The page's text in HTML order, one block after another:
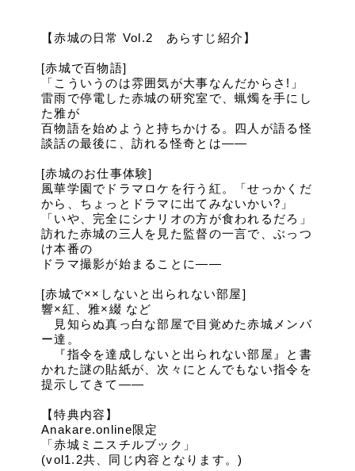
【赤城の日常 Vol.2 あらすじ紹介】
[赤城で百物語]
「こういうのは雰囲気が大事なんだからさ!」
雷雨で停電した赤城の研究室で、蝋燭を手にし
た雅が
百物語を始めようと持ちかける。四人が語る怪
談話の最後に、訪れる怪奇とは――
[赤城のお仕事体験]
風華学園でドラマロケを行う紅。「せっかくだ
から、ちょっとドラマに出てみないかい?」
「いや、完全にシナリオの方が食われるだろ」
訪れた赤城の三人を見た監督の一言で、ぶっつ
け本番の
ドラマ撮影が始まることに――
[赤城で××しないと出られない部屋]
響×紅、雅×綴 など
見知らぬ真っ白な部屋で目覚めた赤城メンバ
ー達。
『指令を達成しないと出られない部屋』と書
かれた謎の貼紙が、次々にとんでもない指令を
提示してきて――
【特典内容】
Anakare.online限定
「赤城ミニスチルブック」
(vol1.2共、同じ内容となります。)